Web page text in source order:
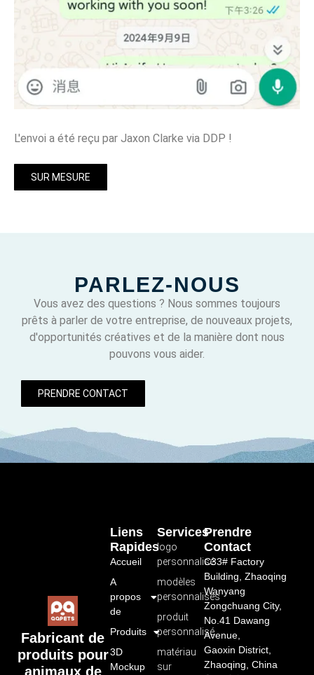
L'envoi a été reçu par Jaxon Clarke via DDP !
SUR MESURE
PARLEZ-NOUS
Vous avez des questions ? Nous sommes toujours
prêts à parler de votre entreprise, de nouveaux projets,
d'opportunités créatives et de la manière dont nous
pouvons vous aider.
PRENDRE CONTACT
Fabricant de
produits pour
animaux de
Services
logo
personnalisé
modèles
personnalisés
produit
personnalisé
matériau
sur
Liens
Rapides
Accueil
A
propos
de
Produits
3D
Mockup
Prendre
Contact
C33# Factory
Building, Zhaoqing
Wanyang
Zongchuang City,
No.41 Dawang
Avenue,
Gaoxin District,
Zhaoqing, China